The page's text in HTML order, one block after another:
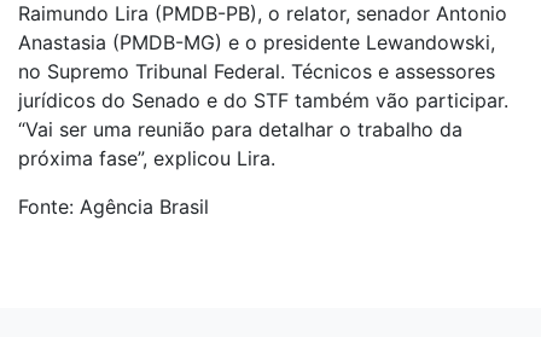
Raimundo Lira (PMDB-PB), o relator, senador Antonio
Anastasia (PMDB-MG) e o presidente Lewandowski,
no Supremo Tribunal Federal. Técnicos e assessores
jurídicos do Senado e do STF também vão participar.
“Vai ser uma reunião para detalhar o trabalho da
próxima fase”, explicou Lira.
Fonte: Agência Brasil